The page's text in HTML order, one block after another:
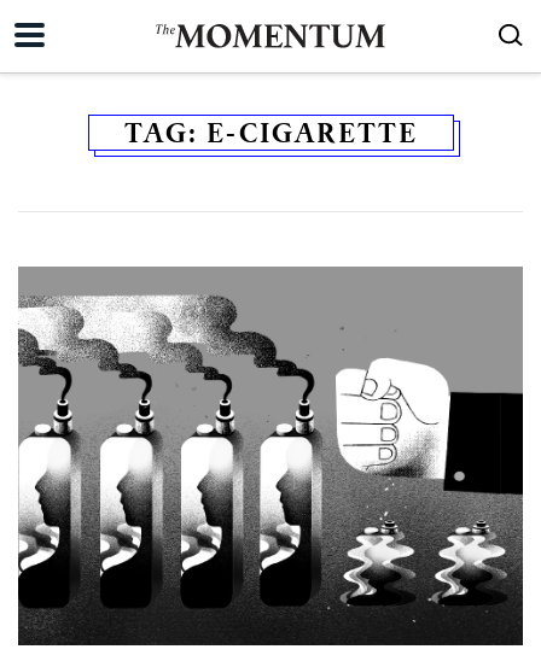
TAG: E-CIGARETTE
SHARE TWEET LINE EMAIL